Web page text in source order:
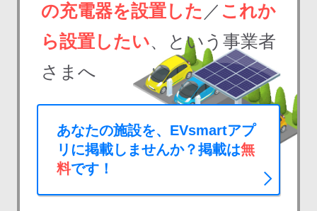
の充電器を設置した ／ これか
ら設置したい、という事業者
さまへ
あなたの施設を、EVsmartアプ
リに掲載しませんか？掲載は無
料です！